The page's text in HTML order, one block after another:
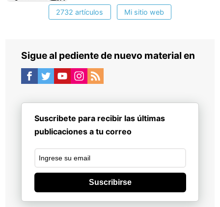
2732 artículos Mi sitio web
Sigue al pediente de nuevo material en
Suscribete para recibir las últimas
publicaciones a tu correo
Suscribirse